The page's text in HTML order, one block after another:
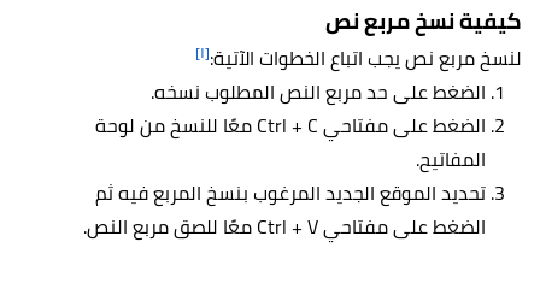
كيفية نسخ مربع نص
لنسخ مربع نص يجب اتباع الخطوات الآتية:[١]
الضغط على حد مربع النص المطلوب نسخه.
الضغط على مفتاحي Ctrl + C معًا للنسخ من لوحة
المفاتيح.
تحديد الموقع الجديد المرغوب بنسخ المربع فيه ثم
الضغط على مفتاحي Ctrl + V معًا للصق مربع النص.